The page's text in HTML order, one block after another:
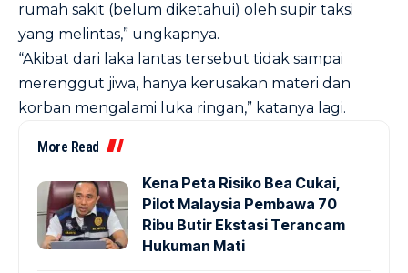
rumah sakit (belum diketahui) oleh supir taksi
yang melintas,” ungkapnya.
“Akibat dari laka lantas tersebut tidak sampai
merenggut jiwa, hanya kerusakan materi dan
korban mengalami luka ringan,” katanya lagi.
More Read
Kena Peta Risiko Bea Cukai,
Pilot Malaysia Pembawa 70
Ribu Butir Ekstasi Terancam
Hukuman Mati